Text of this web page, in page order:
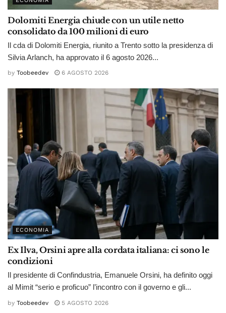
Dolomiti Energia chiude con un utile netto
consolidato da 100 milioni di euro
Il cda di Dolomiti Energia, riunito a Trento sotto la presidenza di
Silvia Arlanch, ha approvato il 6 agosto 2026...
by Toobeedev 6 AGOSTO 2026
ECONOMIA
Ex Ilva, Orsini apre alla cordata italiana: ci sono le
condizioni
Il presidente di Confindustria, Emanuele Orsini, ha definito oggi
al Mimit “serio e proficuo” l’incontro con il governo e gli...
by Toobeedev 5 AGOSTO 2026